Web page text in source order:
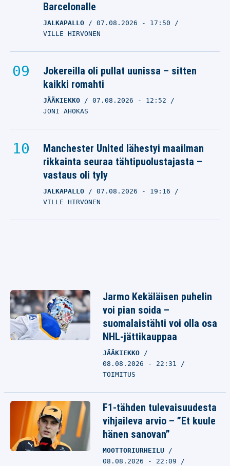
Barcelonalle
JALKAPALLO 07.08.2026 - 17:50
VILLE HIRVONEN
Jokereilla oli pullat uunissa – sitten
kaikki romahti
JÄÄKIEKKO 07.08.2026 - 12:52
JONI AHOKAS
Manchester United lähestyi maailman
rikkainta seuraa tähtipuolustajasta –
vastaus oli tyly
JALKAPALLO 07.08.2026 - 19:16
VILLE HIRVONEN
Jarmo Kekäläisen puhelin
voi pian soida –
suomalaistähti voi olla osa
NHL-jättikauppaa
JÄÄKIEKKO
08.08.2026 - 22:31
TOIMITUS
F1-tähden tulevaisuudesta
vihjaileva arvio – ”Et kuule
hänen sanovan”
MOOTTORIURHEILU
08.08.2026 - 22:09